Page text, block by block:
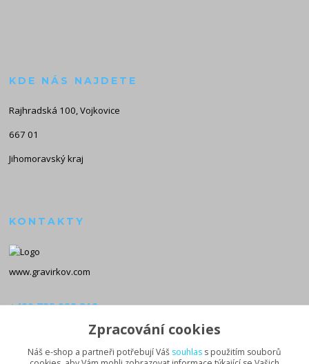
KDE NÁS NAJDETE
Rajhradská 100, Vojkovice
667 01
Jihomoravský kraj
KONTAKTY
www.gravirkov.com
+420 735 923 312
info@gravirkov.com
Zpracování cookies
Náš e-shop a partneři potřebují Váš souhlas s použitím souborů